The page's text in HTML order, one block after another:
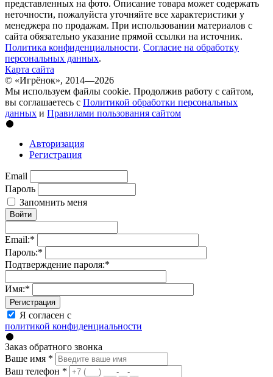
представленных на фото. Описание товара может содержать
неточности, пожалуйста уточняйте все характеристики у
менеджера по продажам. При использовании материалов с
сайта обязательно указание прямой ссылки на источник.
Политика конфиденциальности. Согласие на обработку
персональных данных.
Карта сайта
© «Игрёнок», 2014—2026
Мы используем файлы cookie. Продолжив работу с сайтом,
вы соглашаетесь с Политикой обработки персональных
данных и Правилами пользования сайтом
Авторизация
Регистрация
Email
Пароль
Запомнить меня
Войти
Email:*
Пароль:*
Подтверждение пароля:*
Имя:*
Регистрация
Я согласен с
политикой конфиденциальности
Заказ обратного звонка
Ваше имя *
Ваш телефон *